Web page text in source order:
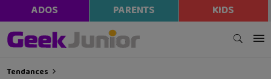
ADOS PARENTS KIDS
Tendances